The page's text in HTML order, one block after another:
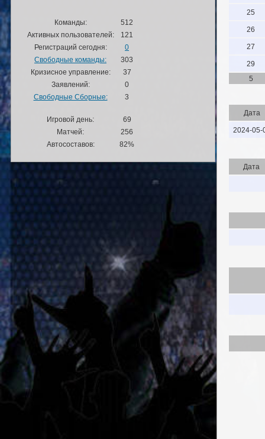
25
26
27
29
5
Дата
2024-05-
Дата
Команды:
512
Активных пользователей:
121
Регистраций сегодня:
0
Свободные команды:
303
Кризисное управление:
37
Заявлений:
0
Свободные Сборные:
3
Игровой день:
69
Матчей:
256
Автосоставов:
82%